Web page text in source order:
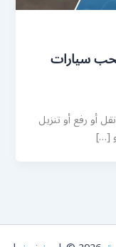
ونش سحب سيارات
أو رفع أو تنزيل
[…]